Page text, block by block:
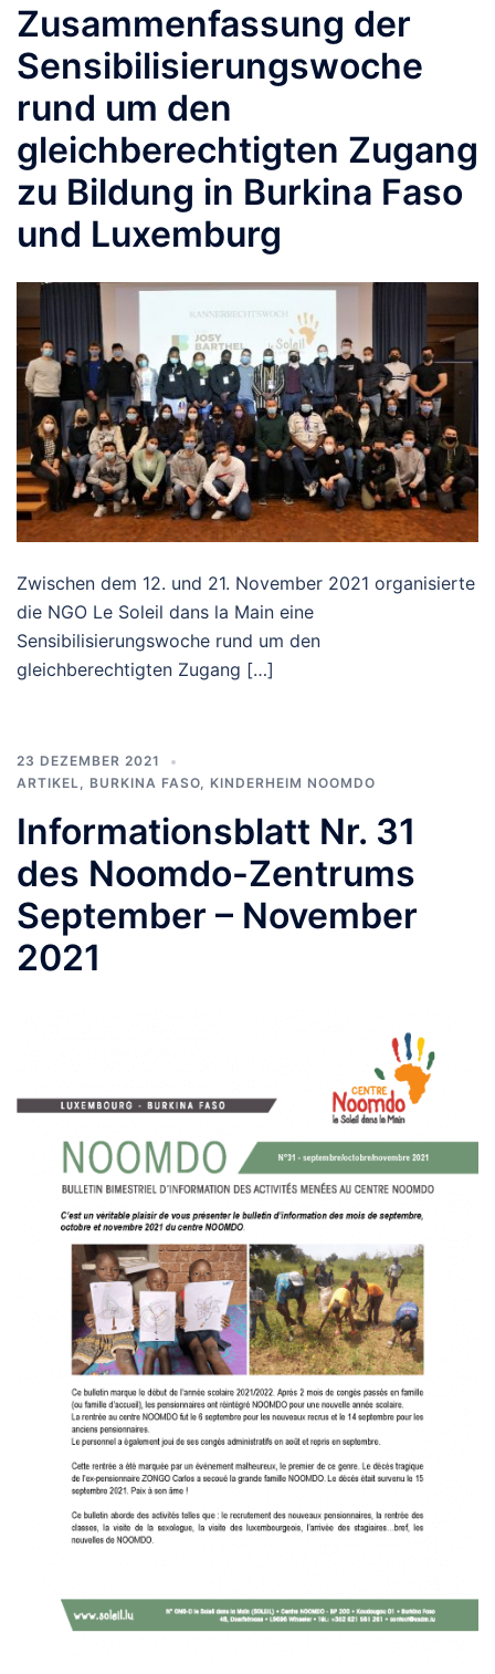
Zusammenfassung der
Sensibilisierungswoche
rund um den
gleichberechtigten Zugang
zu Bildung in Burkina Faso
und Luxemburg
Zwischen dem 12. und 21. November 2021 organisierte
die NGO Le Soleil dans la Main eine
Sensibilisierungswoche rund um den
gleichberechtigten Zugang […]
23 DEZEMBER 2021
ARTIKEL
BURKINA FASO KINDERHEIM NOOMDO
Informationsblatt Nr. 31
des Noomdo-Zentrums
September – November
2021